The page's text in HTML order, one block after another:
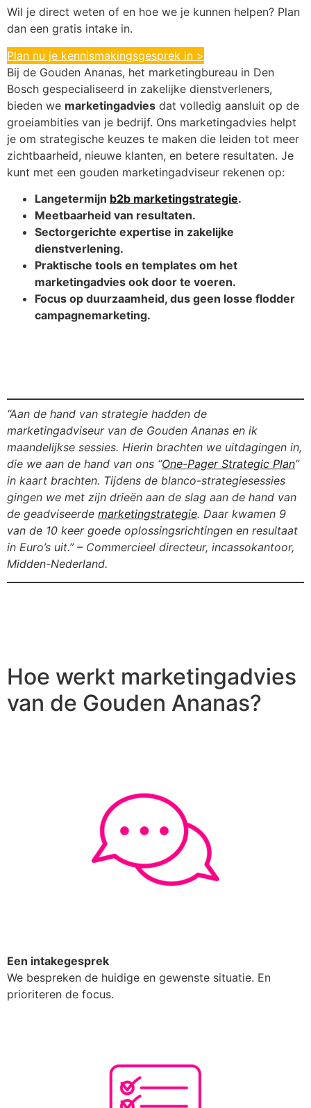
Wil je direct weten of en hoe we je kunnen helpen? Plan
dan een gratis intake in.
Plan nu je kennismakingsgesprek in >
Bij de Gouden Ananas, het marketingbureau in Den
Bosch gespecialiseerd in zakelijke dienstverleners,
bieden we marketingadvies dat volledig aansluit op de
groeiambities van je bedrijf. Ons marketingadvies helpt
je om strategische keuzes te maken die leiden tot meer
zichtbaarheid, nieuwe klanten, en betere resultaten. Je
kunt met een gouden marketingadviseur rekenen op:
Langetermijn b2b marketingstrategie.
Meetbaarheid van resultaten.
Sectorgerichte expertise in zakelijke
dienstverlening.
Praktische tools en templates om het
marketingadvies ook door te voeren.
Focus op duurzaamheid, dus geen losse flodder
campagnemarketing.
“Aan de hand van strategie hadden de
marketingadviseur van de Gouden Ananas en ik
maandelijkse sessies. Hierin brachten we uitdagingen in,
die we aan de hand van ons “One-Pager Strategic Plan”
in kaart brachten. Tijdens de blanco-strategiesessies
gingen we met zijn drieën aan de slag aan de hand van
de geadviseerde marketingstrategie. Daar kwamen 9
van de 10 keer goede oplossingsrichtingen en resultaat
in Euro’s uit.” – Commercieel directeur, incassokantoor,
Midden-Nederland.
Hoe werkt marketingadvies
van de Gouden Ananas?
Een intakegesprek
We bespreken de huidige en gewenste situatie. En
prioriteren de focus.